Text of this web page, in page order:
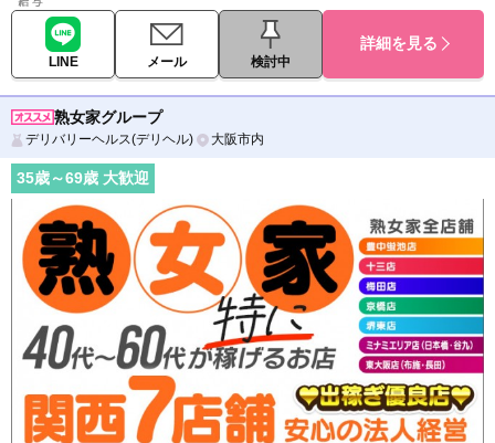
LINE メール 検討中
詳細を見る
熟女家グループ
デリバリーヘルス(デリヘル) 大阪市内
35歳～69歳 大歓迎